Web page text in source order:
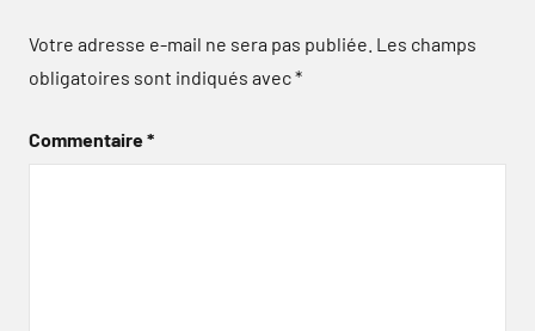
Votre adresse e-mail ne sera pas publiée. Les champs
obligatoires sont indiqués avec*
Commentaire*